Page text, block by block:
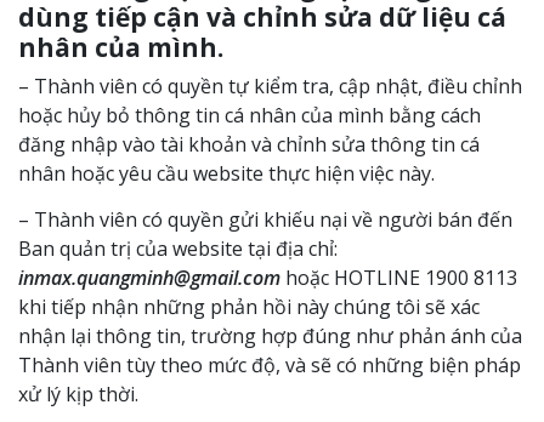
dùng tiếp cận và chỉnh sửa dữ liệu cá
nhân của mình.
– Thành viên có quyền tự kiểm tra, cập nhật, điều chỉnh
hoặc hủy bỏ thông tin cá nhân của mình bằng cách
đăng nhập vào tài khoản và chỉnh sửa thông tin cá
nhân hoặc yêu cầu website thực hiện việc này.
– Thành viên có quyền gửi khiếu nại về người bán đến
Ban quản trị của website tại địa chỉ:
inmax.quangminh@gmail.com hoặc HOTLINE 1900 8113
khi tiếp nhận những phản hồi này chúng tôi sẽ xác
nhận lại thông tin, trường hợp đúng như phản ánh của
Thành viên tùy theo mức độ, và sẽ có những biện pháp
xử lý kịp thời.